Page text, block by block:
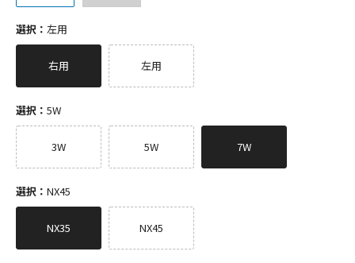
選択： 左用
右用 左用
選択： 5W
3W 5W 7W
選択： NX45
NX35 NX45